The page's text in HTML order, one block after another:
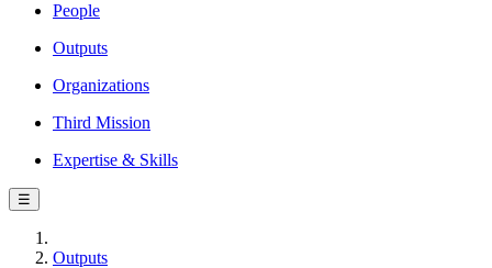
People
Outputs
Organizations
Third Mission
Expertise & Skills
☰
Outputs